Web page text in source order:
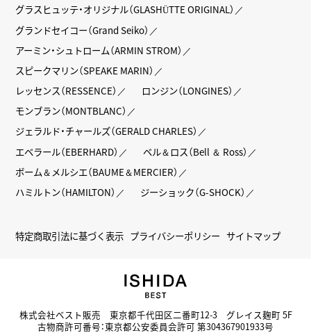
グラスヒュッテ・オリジナル（GLASHÜTTE ORIGINAL）
グランドセイコー（Grand Seiko）
アーミン・シュトローム（ARMIN STROM）
スピークマリン（SPEAKE MARIN）
レッセンス（RESSENCE）
ロンジン（LONGINES）
モンブラン（MONTBLANC）
ジェラルド・チャールズ（GERALD CHARLES）
エベラール（EBERHARD）
ベル＆ロス（Bell ＆ Ross）
ボーム＆メルシエ（BAUME＆MERCIER）
ハミルトン（HAMILTON）
ジーショック（G-SHOCK）
特定商取引法に基づく表示 プライバシーポリシー サイトマップ
株式会社ベスト販売 東京都千代田区二番町12-3 グレイス麹町 5F
古物商許可番号：東京都公安委員会許可 第304367901933号